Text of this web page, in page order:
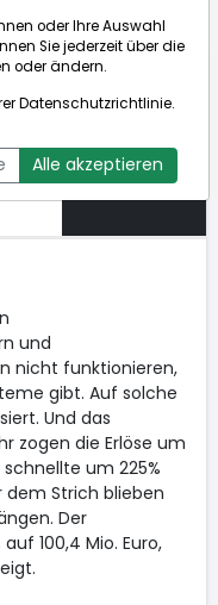
um 16:08 Uhr
und
nicht funktionieren,
gibt. Auf solche
Und das
zogen die Erlöse um
schnellte um 225%
dem Strich blieben
Der
100,4 Mio. Euro,
oder Ihre Auswahl
Sie jederzeit über die
oder ändern.
Datenschutzrichtlinie.
Alle akzeptieren